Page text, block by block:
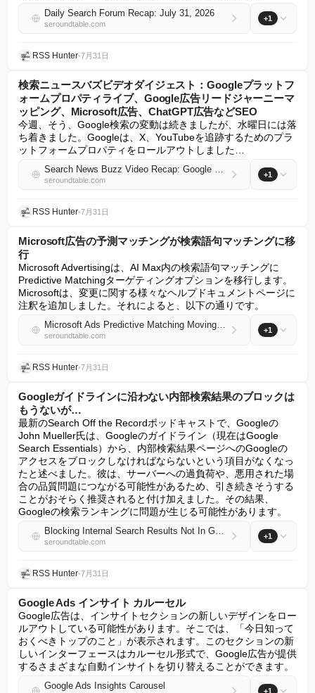
Daily Search Forum Recap: July 31, 2026
seroundtable.com
+1
RSS Hunter•7月31日
検索ニュースバズビデオダイジェスト：Googleプラットフ
ォームプロパティライブ、Google広告リードジャーニーマ
ッピング、Microsoft広告、ChatGPT広告などSEO
今週、そう、Google検索の変動は続きましたが、水曜日には落
ち着きました。Googleは、X、YouTubeを追跡するためのプラ
ットフォームプロパティをロールアウトしました…
Search News Buzz Video Recap: Google Platform Properties Live, Google Ads Lead Journey Mapping, Microsoft Ads, ChatGPT Ads & More SEO
seroundtable.com
+1
RSS Hunter•7月31日
Microsoft広告の予測マッチングが検索語句マッチングに移
行
Microsoft Advertisingは、AI Max内の検索語句マッチングに
Predictive Matchingターゲティングオプションを移行します。
Microsoftは、変更に関する様々なヘルプドキュメントページに
注釈を追加しました。それによると、以下の通りです。
Microsoft Ads Predictive Matching Moving To Search Term Matching
seroundtable.com
+1
RSS Hunter•7月31日
Googleガイドラインに沿わない内部検索結果のブロックは
もうないが…
最新のSearch Off the Recordポッドキャストで、Googleの
John Mueller氏は、Googleのガイドライン（現在はGoogle
Search Essentials）から、内部検索結果ページへのGoogleの
アクセスをブロックしなければならないという項目がなくなっ
たと述べました。彼は、サーバーへの過負荷や、悪用された場
合の品質問題につながる可能性があるため、引き続きそうする
ことがおそらく推奨されると付け加えました。その結果、
Googleの検索ランキングに問題が生じる可能性があります。
Blocking Internal Search Results Not In Google Guidelines Anymore But...
seroundtable.com
+1
RSS Hunter•7月31日
Google Ads インサイト カルーセル
Google広告は、インサイトセクションの新しいデザインをロー
ルアウトしている可能性があります。そこでは、「今日知って
おくべきトップのこと」が表示されます。このセクションの新
しいインターフェースはカルーセル形式で、Google広告が提供
するさまざまな自動インサイトを切り替えることができます。
Google Ads Insights Carousel +1